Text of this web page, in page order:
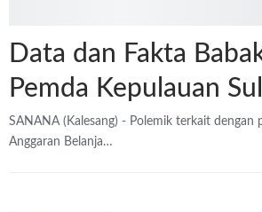
Data dan Fakta
Pemda Kepulauan
SANANA (Kalesang) - Polemik terkait
Anggaran Belanja…